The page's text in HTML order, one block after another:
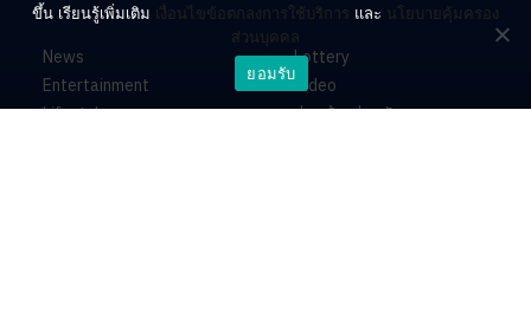
News
Entertainment
Lifestyle
Lottery
Video
ร่วมด้วยช่วยกัน
ขึ้น เรียนรู้เพิ่มเติม เงื่อนไขข้อตกลงการใช้บริการ และ นโยบายคุ้มครอง
ส่วนบุคคล
ยอมรับ